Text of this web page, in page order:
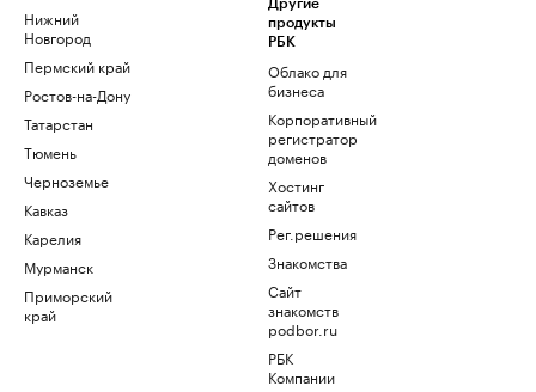
Нижний
Новгород
Пермский край
Ростов-на-Дону
Татарстан
Тюмень
Черноземье
Кавказ
Карелия
Мурманск
Приморский
край
Другие
продукты
РБК
Облако для
бизнеса
Корпоративный
регистратор
доменов
Хостинг
сайтов
Рег.решения
Знакомства
Сайт
знакомств
podbor.ru
РБК
Компании